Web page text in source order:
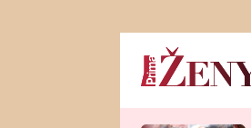
Horoskopy